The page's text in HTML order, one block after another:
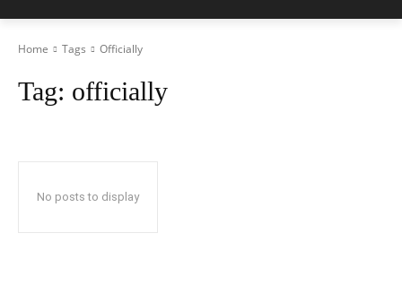
Home Tags Officially
Tag: officially
No posts to display